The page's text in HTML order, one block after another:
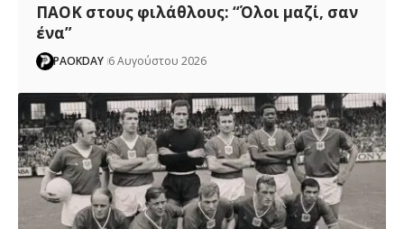
ΠΑΟΚ στους φιλάθλους: “Όλοι μαζί, σαν
ένα”
PAOKDAY 6 Αυγούστου 2026